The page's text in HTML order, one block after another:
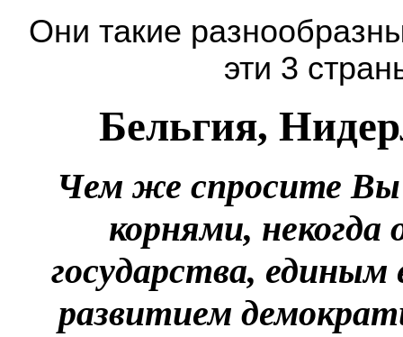
Они такие
эти 3
Бельгия,
Чем же спросите
корнями,
государства,
развитием